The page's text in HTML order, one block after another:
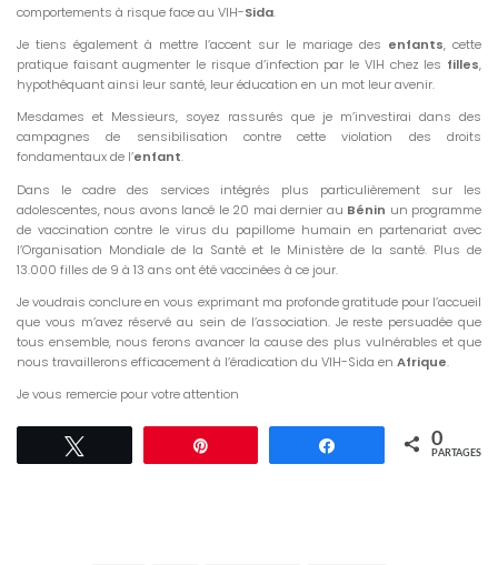
comportements à risque face au VIH-Sida.
Je tiens également à mettre l’accent sur le mariage des enfants, cette
pratique faisant augmenter le risque d’infection par le VIH chez les filles,
hypothéquant ainsi leur santé, leur éducation en un mot leur avenir.
Mesdames et Messieurs, soyez rassurés que je m’investirai dans des
campagnes de sensibilisation contre cette violation des droits
fondamentaux de l’enfant.
Dans le cadre des services intégrés plus particulièrement sur les
adolescentes, nous avons lancé le 20 mai dernier au Bénin un programme
de vaccination contre le virus du papillome humain en partenariat avec
l’Organisation Mondiale de la Santé et le Ministère de la santé. Plus de
13.000 filles de 9 à 13 ans ont été vaccinées à ce jour.
Je voudrais conclure en vous exprimant ma profonde gratitude pour l’accueil
que vous m’avez réservé au sein de l’association. Je reste persuadée que
tous ensemble, nous ferons avancer la cause des plus vulnérables et que
nous travaillerons efficacement à l’éradication du VIH-Sida en Afrique.
Je vous remercie pour votre attention
Partagez 0
PARTAGES